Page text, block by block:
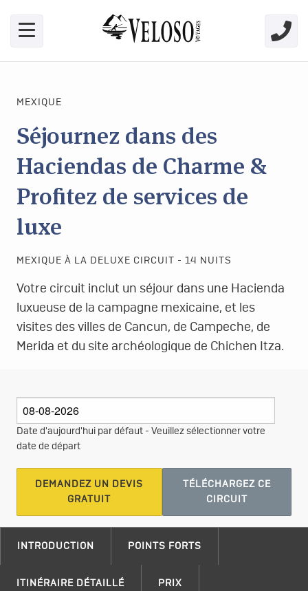
MEXIQUE
Séjournez dans des
Haciendas de Charme &
Profitez de services de
luxe
MEXIQUE À LA DELUXE CIRCUIT - 14 NUITS
Votre circuit inclut un séjour dans une Hacienda
luxueuse de la campagne mexicaine, et les
visites des villes de Cancun, de Campeche, de
Merida et du site archéologique de Chichen Itza.
Date d'aujourd'hui par défaut - Veuillez sélectionner votre
date de départ
DEMANDEZ UN DEVIS
GRATUIT
TÉLÉCHARGEZ CE
CIRCUIT
INTRODUCTION POINTS FORTS
ITINÉRAIRE DÉTAILLÉ PRIX